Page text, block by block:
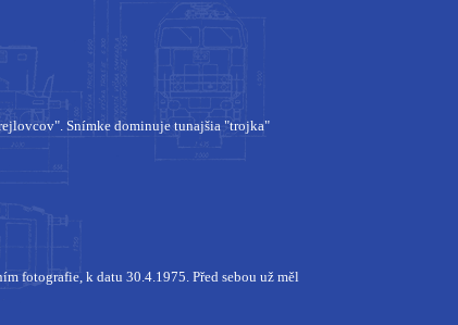
Snímke dominuje tunajšia "trojka"
fotografie, k datu 30.4.1975. Před sebou už měl